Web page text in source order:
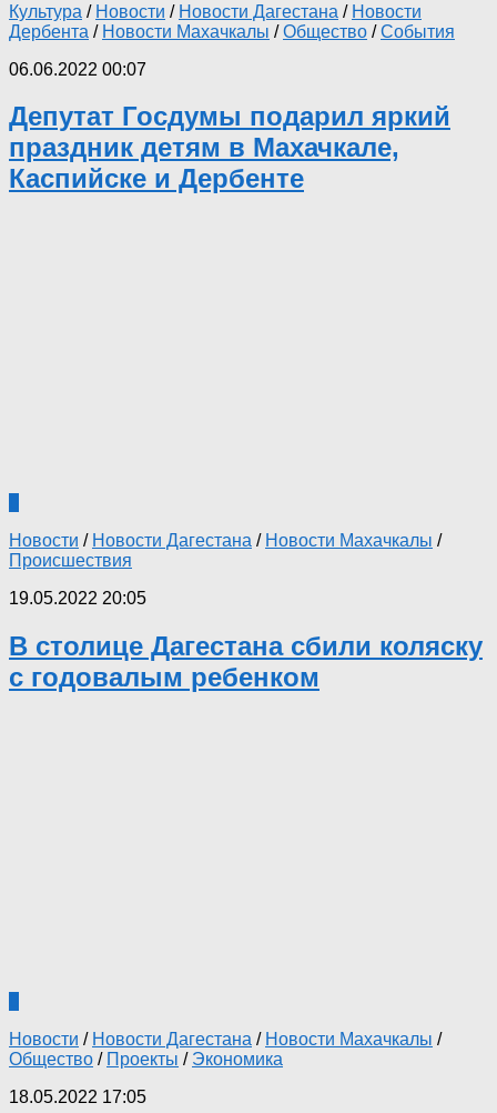
Культура / Новости / Новости Дагестана / Новости
Дербента / Новости Махачкалы /Общество /События
06.06.2022 00:07
Депутат Госдумы подарил яркий
праздник детям в Махачкале,
Каспийске и Дербенте
Новости / Новости Дагестана / Новости Махачкалы /
Происшествия
19.05.2022 20:05
В столице Дагестана сбили коляску
с годовалым ребенком
Новости / Новости Дагестана / Новости Махачкалы /
Общество / Проекты / Экономика
18.05.2022 17:05